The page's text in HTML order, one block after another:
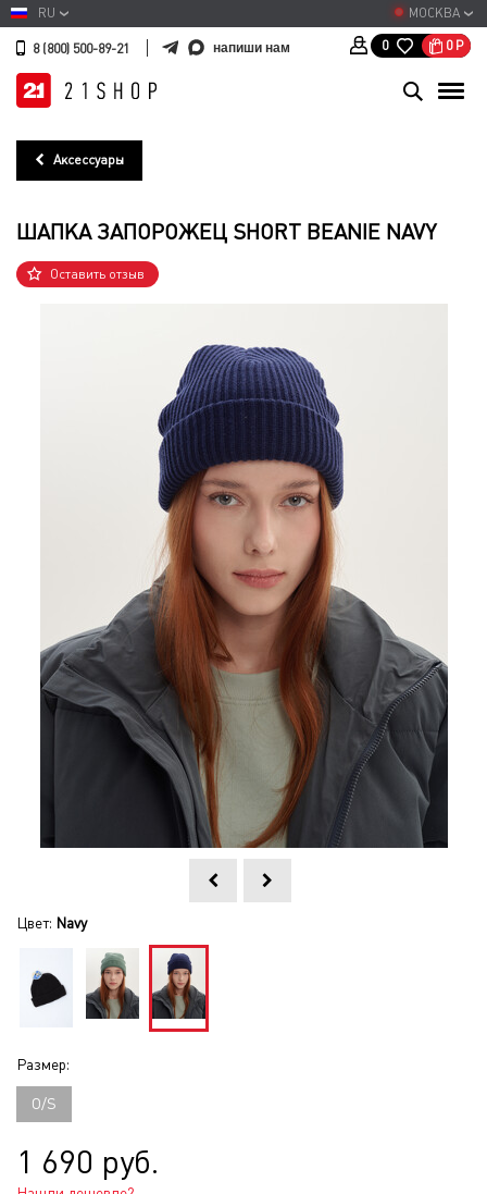
МОСКВА
RU
8 (800) 500-89-21 напиши нам 0 0 Р
Аксессуары
ШАПКА ЗАПОРОЖЕЦ SHORT BEANIE NAVY
Оставить отзыв
Цвет: Navy
Размер:
O/S
1 690 руб.